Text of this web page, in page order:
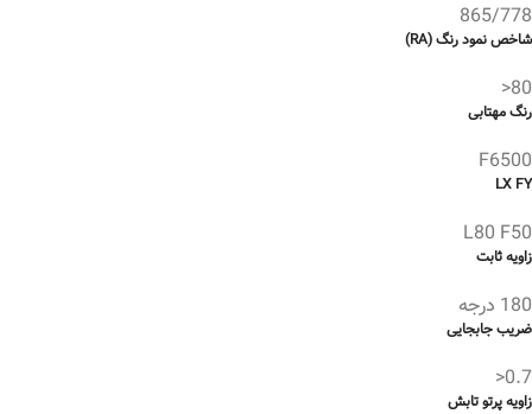
865/778
شاخص نمود رنگ (RA)
80<
رنگ مهتابی
F6500
LX FY
L80 F50
زاویه ثابت
180 درجه
ضریب جابجایی
0.7<
زاویه پرتو تابش